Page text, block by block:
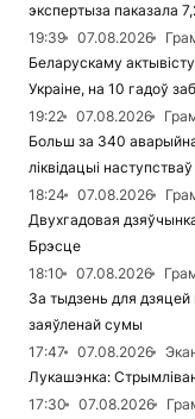
экспертыза паказала
19:39
07.08.2026
Беларускаму
Украіне, на 10 гадоў
19:22
07.08.2026
Больш за 340
ліквідацыі
18:24
07.08.2026
Двухгадовая
Брэсце
18:10
07.08.2026
За тыдзень для дзяцей
заяўленай сумы
17:47
07.08.2026
Лукашэнка:
17:30
07.08.2026